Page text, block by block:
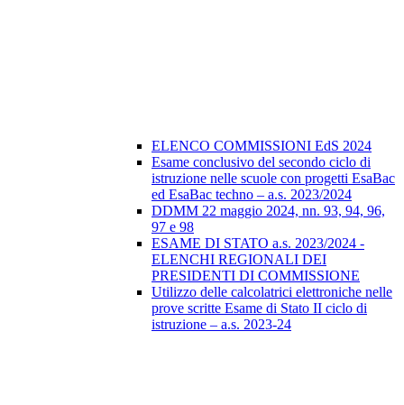
ELENCO COMMISSIONI EdS 2024
Esame conclusivo del secondo ciclo di
istruzione nelle scuole con progetti EsaBac
ed EsaBac techno – a.s. 2023/2024
DDMM 22 maggio 2024, nn. 93, 94, 96,
97 e 98
ESAME DI STATO a.s. 2023/2024 -
ELENCHI REGIONALI DEI
PRESIDENTI DI COMMISSIONE
Utilizzo delle calcolatrici elettroniche nelle
prove scritte Esame di Stato II ciclo di
istruzione – a.s. 2023-24